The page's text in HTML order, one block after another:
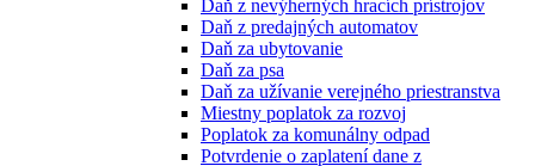
Daň z nevýherných hracích prístrojov
Daň z predajných automatov
Daň za ubytovanie
Daň za psa
Daň za užívanie verejného priestranstva
Miestny poplatok za rozvoj
Poplatok za komunálny odpad
Potvrdenie o zaplatení dane z